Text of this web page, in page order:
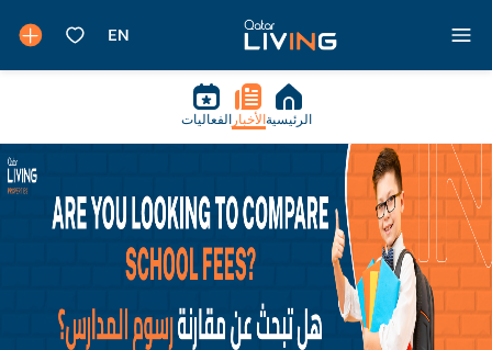
الرئيسية الأخبار الفعاليات